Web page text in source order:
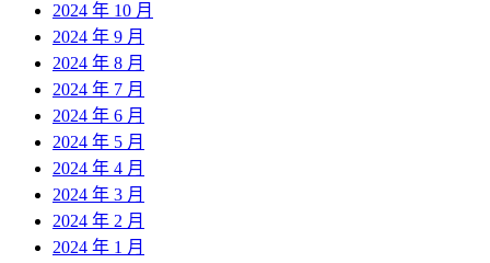
2024 年 10 月
2024 年 9 月
2024 年 8 月
2024 年 7 月
2024 年 6 月
2024 年 5 月
2024 年 4 月
2024 年 3 月
2024 年 2 月
2024 年 1 月